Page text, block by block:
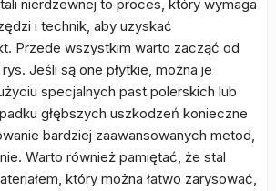
nierdzewnej to proces, który wymaga
i technik, aby uzyskać
Przede wszystkim warto zacząć od
Jeśli są one płytkie, można je
specjalnych past polerskich lub
głębszych uszkodzeń konieczne
bardziej zaawansowanych metod,
Warto również pamiętać, że stal
który można łatwo zarysować,